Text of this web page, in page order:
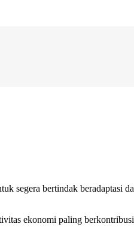
segera bertindak beradaptasi
ekonomi paling